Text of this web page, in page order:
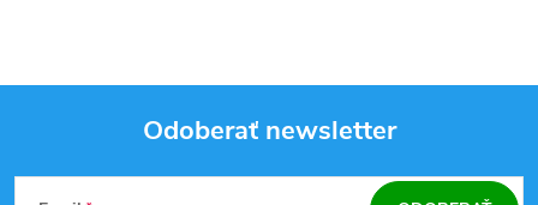
Z
Odoberať newsletter